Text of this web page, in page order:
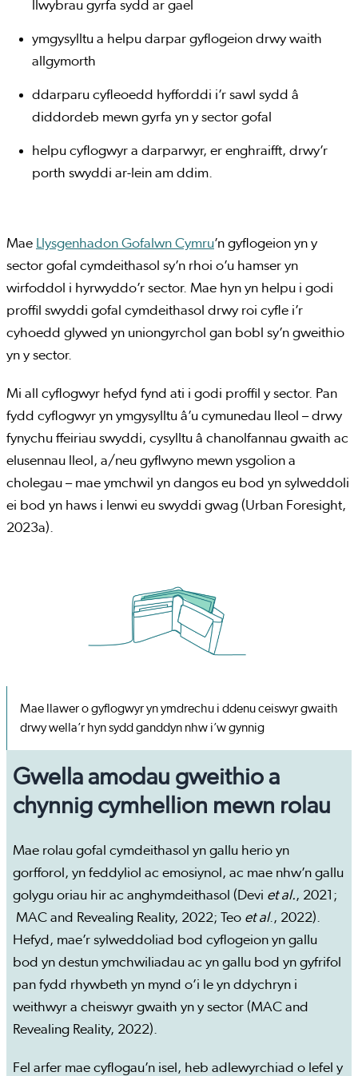
llwybrau gyrfa sydd ar gael
ymgysylltu a helpu darpar gyflogeion drwy waith
allgymorth
ddarparu cyfleoedd hyfforddi i’r sawl sydd â
diddordeb mewn gyrfa yn y sector gofal
helpu cyflogwyr a darparwyr, er enghraifft, drwy’r
porth swyddi ar-lein am ddim.
Mae Llysgenhadon Gofalwn Cymru’n gyflogeion yn y
sector gofal cymdeithasol sy’n rhoi o’u hamser yn
wirfoddol i hyrwyddo’r sector. Mae hyn yn helpu i godi
proffil swyddi gofal cymdeithasol drwy roi cyfle i’r
cyhoedd glywed yn uniongyrchol gan bobl sy’n gweithio
yn y sector.
Mi all cyflogwyr hefyd fynd ati i godi proffil y sector. Pan
fydd cyflogwyr yn ymgysylltu â’u cymunedau lleol – drwy
fynychu ffeiriau swyddi, cysylltu â chanolfannau gwaith ac
elusennau lleol, a/neu gyflwyno mewn ysgolion a
cholegau – mae ymchwil yn dangos eu bod yn sylweddoli
ei bod yn haws i lenwi eu swyddi gwag (Urban Foresight,
2023a).
Mae llawer o gyflogwyr yn ymdrechu i ddenu ceiswyr gwaith
drwy wella’r hyn sydd ganddyn nhw i’w gynnig
Gwella amodau gweithio a
chynnig cymhellion mewn rolau
Mae rolau gofal cymdeithasol yn gallu herio yn
gorfforol, yn feddyliol ac emosiynol, ac mae nhw’n gallu
golygu oriau hir ac anghymdeithasol (Devi et al., 2021;
MAC and Revealing Reality, 2022; Teo et al., 2022).
Hefyd, mae’r sylweddoliad bod cyflogeion yn gallu
bod yn destun ymchwiliadau ac yn gallu bod yn gyfrifol
pan fydd rhywbeth yn mynd o’i le yn ddychryn i
weithwyr a cheiswyr gwaith yn y sector (MAC and
Revealing Reality, 2022).
Fel arfer mae cyflogau’n isel, heb adlewyrchiad o lefel y